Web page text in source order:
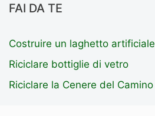
FAI DA TE
Costruire un laghetto artificiale
Riciclare bottiglie di vetro
Riciclare la Cenere del Camino